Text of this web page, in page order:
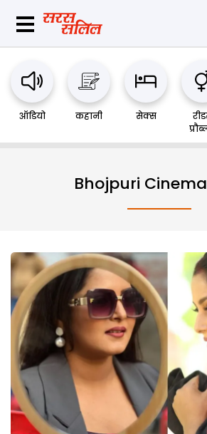
ऑडियो कहानी सेक्स
Bhojpuri